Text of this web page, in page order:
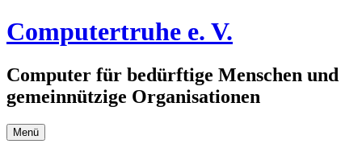
Zum
Inhalt
Computertruhe e. V.
Computer für bedürftige Menschen und
gemeinnützige Organisationen
Menü